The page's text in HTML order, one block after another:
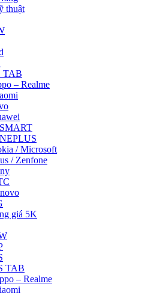
thuật
TAB
– Realme
/ Microsoft
/ Zenfone
giá 5K
TAB
– Realme